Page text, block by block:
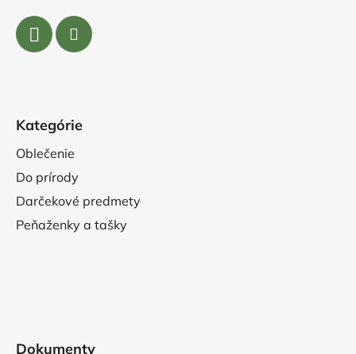
Kategórie
Oblečenie
Do prírody
Darčekové predmety
Peňaženky a tašky
Dokumenty